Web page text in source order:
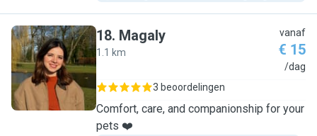
M
18. Magaly
1.1 km
vanaf
€ 15
/dag
3 beoordelingen
Comfort, care, and companionship for your
pets ❤️